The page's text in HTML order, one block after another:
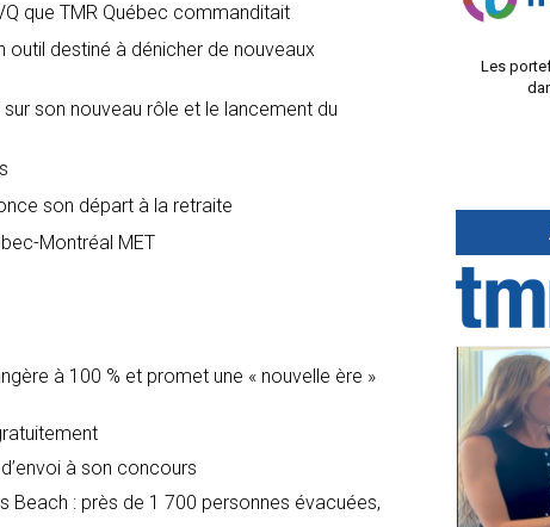
que TMR Québec commanditait
outil destiné à dénicher de nouveaux
sur son nouveau rôle et le lancement du
son départ à la retraite
Montréal MET
à 100 % et promet une « nouvelle ère »
à son concours
Beach : près de 1 700 personnes évacuées,
Les